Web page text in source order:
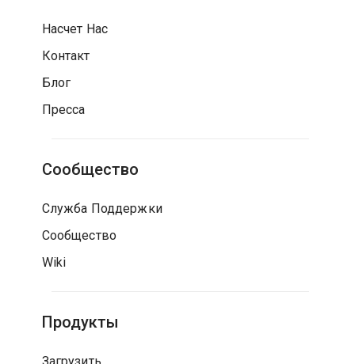
Насчет Нас
Контакт
Блог
Пресса
Сообщество
Служба Поддержки
Сообщество
Wiki
Продукты